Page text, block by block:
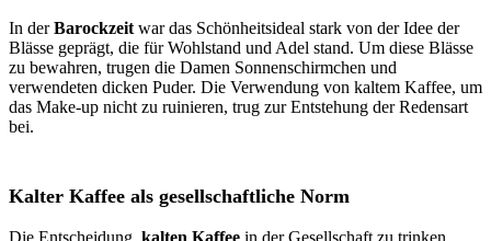
In derBarockzeit war das Schönheitsideal stark von der Idee der
Blässe geprägt, die für Wohlstand und Adel stand. Um diese Blässe
zu bewahren, trugen die Damen Sonnenschirmchen und
verwendeten dicken Puder. Die Verwendung von kaltem Kaffee, um
das Make-up nicht zu ruinieren, trug zur Entstehung der Redensart
bei.
Kalter Kaffee als gesellschaftliche Norm